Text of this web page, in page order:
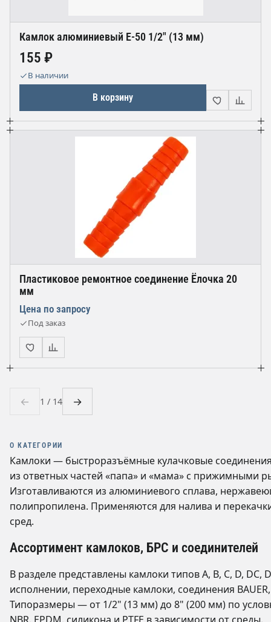
Камлок алюминиевый E-50 1/2" (13 мм)
155 ₽
В наличии
В корзину
Пластиковое ремонтное соединение Ёлочка 20
мм
Цена по запросу
Под заказ
← 1 / 14 →
О КАТЕГОРИИ
Камлоки — быстроразъёмные кулачковые
из ответных частей «папа» и «мама» с прижимными
Изготавливаются из алюминиевого сплава,
полипропилена. Применяются для налива и
сред.
Ассортимент камлоков, БРС и соединителей
В разделе представлены камлоки типов A, B, C, D,
исполнении, переходные камлоки, соединения
Типоразмеры — от 1/2" (13 мм) до 8" (200 мм) по